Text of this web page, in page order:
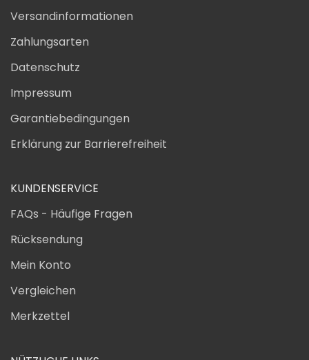
Versandinformationen
Zahlungsarten
Datenschutz
Impressum
Garantiebedingungen
Erklärung zur Barrierefreiheit
KUNDENSERVICE
FAQs - Häufige Fragen
Rücksendung
Mein Konto
Vergleichen
Merkzettel